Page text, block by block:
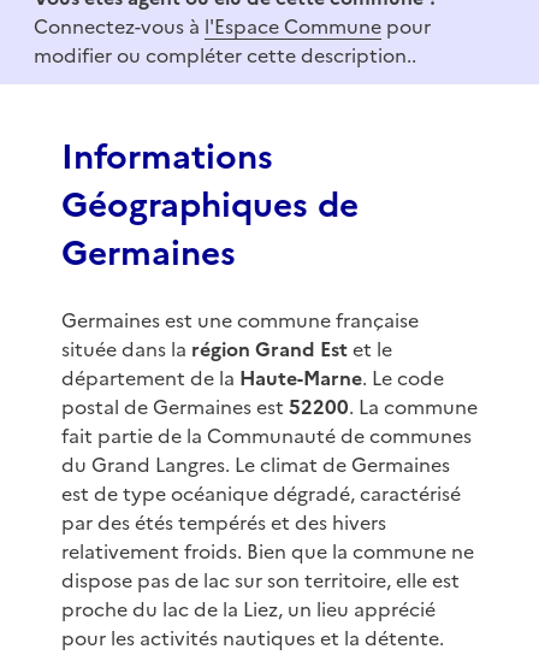
f
Connectez-vous à l'Espace Commune pour
modifier ou compléter cette description..
Informations
Géographiques de
Germaines
Germaines est une commune française
située dans la région Grand Estet le
département de la Haute-Marne. Le code
postal de Germaines est 52200. La commune
fait partie de la Communauté de communes
du Grand Langres. Le climat de Germaines
est de type océanique dégradé, caractérisé
par des étés tempérés et des hivers
relativement froids. Bien que la commune ne
dispose pas de lac sur son territoire, elle est
proche du lac de la Liez, un lieu apprécié
pour les activités nautiques et la détente.